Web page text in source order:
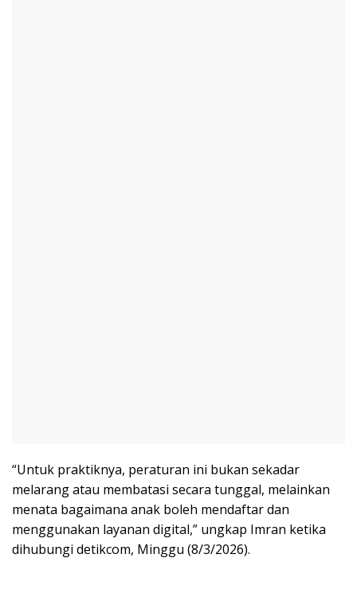
“Untuk praktiknya, peraturan ini bukan sekadar
melarang atau membatasi secara tunggal, melainkan
menata bagaimana anak boleh mendaftar dan
menggunakan layanan digital,” ungkap Imran ketika
dihubungi detikcom, Minggu (8/3/2026).